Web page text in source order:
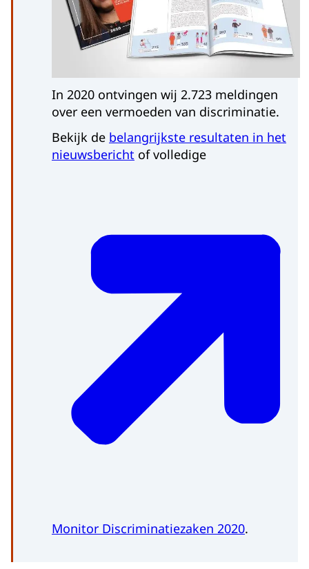
In 2020 ontvingen wij 2.723 meldingen
over een vermoeden van discriminatie.
Bekijk de belangrijkste resultaten in het
nieuwsbericht of volledige
Monitor Discriminatiezaken 2020.